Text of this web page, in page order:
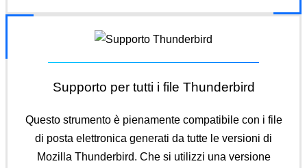
Supporto per tutti i file Thunderbird
Questo strumento è pienamente compatibile con i file
di posta elettronica generati da tutte le versioni di
Mozilla Thunderbird. Che si utilizzi una versione